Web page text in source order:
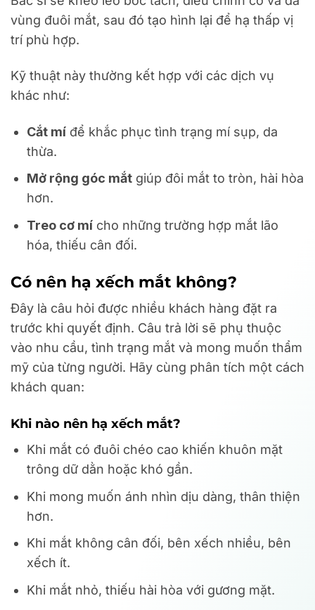
vùng đuôi mắt, sau đó tạo hình lại để hạ thấp vị
trí phù hợp.
Kỹ thuật này thường kết hợp với các dịch vụ
khác như:
Cắt mí để khắc phục tình trạng mí sụp, da
thừa.
Mở rộng góc mắt giúp đôi mắt to tròn, hài hòa
hơn.
Treo cơ mí cho những trường hợp mắt lão
hóa, thiếu cân đối.
Có nên hạ xếch mắt không?
Đây là câu hỏi được nhiều khách hàng đặt ra
trước khi quyết định. Câu trả lời sẽ phụ thuộc
vào nhu cầu, tình trạng mắt và mong muốn thẩm
mỹ của từng người. Hãy cùng phân tích một cách
khách quan:
Khi nào nên hạ xếch mắt?
Khi mắt có đuôi chéo cao khiến khuôn mặt
trông dữ dằn hoặc khó gần.
Khi mong muốn ánh nhìn dịu dàng, thân thiện
hơn.
Khi mắt không cân đối, bên xếch nhiều, bên
xếch ít.
Khi mắt nhỏ, thiếu hài hòa với gương mặt.